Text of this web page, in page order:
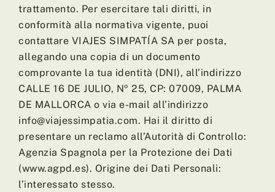
trattamento. Per esercitare tali diritti, in
conformità alla normativa vigente, puoi
contattare VIAJES SIMPATÍA SA per posta,
allegando una copia di un documento
comprovante la tua identità (DNI), all’indirizzo
CALLE 16 DE JULIO, Nº 25, CP: 07009, PALMA
DE MALLORCA o via e-mail all’indirizzo
info@viajessimpatia.com. Hai il diritto di
presentare un reclamo all’Autorità di Controllo:
Agenzia Spagnola per la Protezione dei Dati
(www.agpd.es). Origine dei Dati Personali:
l’interessato stesso.